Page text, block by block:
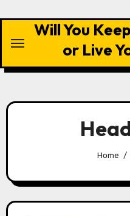
content
Will You
or Live
Home